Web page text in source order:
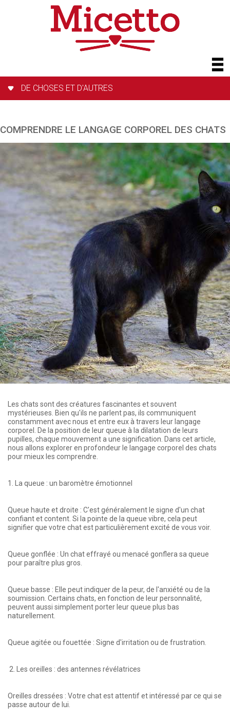
DE CHOSES ET D'AUTRES
COMPRENDRE LE LANGAGE CORPOREL DES CHATS
Les chats sont des créatures fascinantes et souvent
mystérieuses. Bien qu'ils ne parlent pas, ils communiquent
constamment avec nous et entre eux à travers leur langage
corporel. De la position de leur queue à la dilatation de leurs
pupilles, chaque mouvement a une signification. Dans cet article,
nous allons explorer en profondeur le langage corporel des chats
pour mieux les comprendre.
1. La queue : un baromètre émotionnel
Queue haute et droite : C'est généralement le signe d'un chat
confiant et content. Si la pointe de la queue vibre, cela peut
signifier que votre chat est particulièrement excité de vous voir.
Queue gonflée : Un chat effrayé ou menacé gonflera sa queue
pour paraître plus gros.
Queue basse : Elle peut indiquer de la peur, de l'anxiété ou de la
soumission. Certains chats, en fonction de leur personnalité,
peuvent aussi simplement porter leur queue plus bas
naturellement.
Queue agitée ou fouettée : Signe d'irritation ou de frustration.
2. Les oreilles : des antennes révélatrices
Oreilles dressées : Votre chat est attentif et intéressé par ce qui se
passe autour de lui.